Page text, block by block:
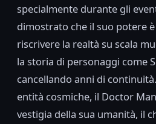
specialmente durante gli
dimostrato che il suo potere
riscrivere la realtà su scala
la storia di personaggi come
cancellando anni di
entità cosmiche, il Doctor
vestigia della sua umanità, il